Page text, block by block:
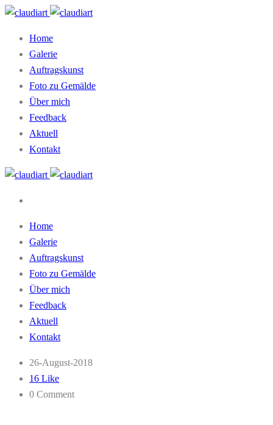
Home
Galerie
Auftragskunst
Foto zu Gemälde
Über mich
Feedback
Aktuell
Kontakt
Home
Galerie
Auftragskunst
Foto zu Gemälde
Über mich
Feedback
Aktuell
Kontakt
26-August-2018
16 Like
0 Comment